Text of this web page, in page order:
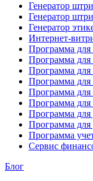
Генератор
Генератор
Генератор
Интернет-
Программа для
Программа для
Программа для
Программа для
Программа для
Программа для
Программа для
Программа для
Программа
Сервис
Блог